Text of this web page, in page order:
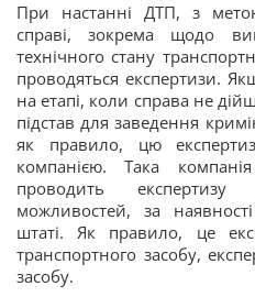
При настанні ДТП, з
справі, зокрема щодо
технічного стану
проводяться експертизи.
на етапі, коли справа не
підстав для заведення
як правило, цю
компанією. Така
проводить
можливостей, за
штаті. Як правило, це
транспортного засобу,
засобу.